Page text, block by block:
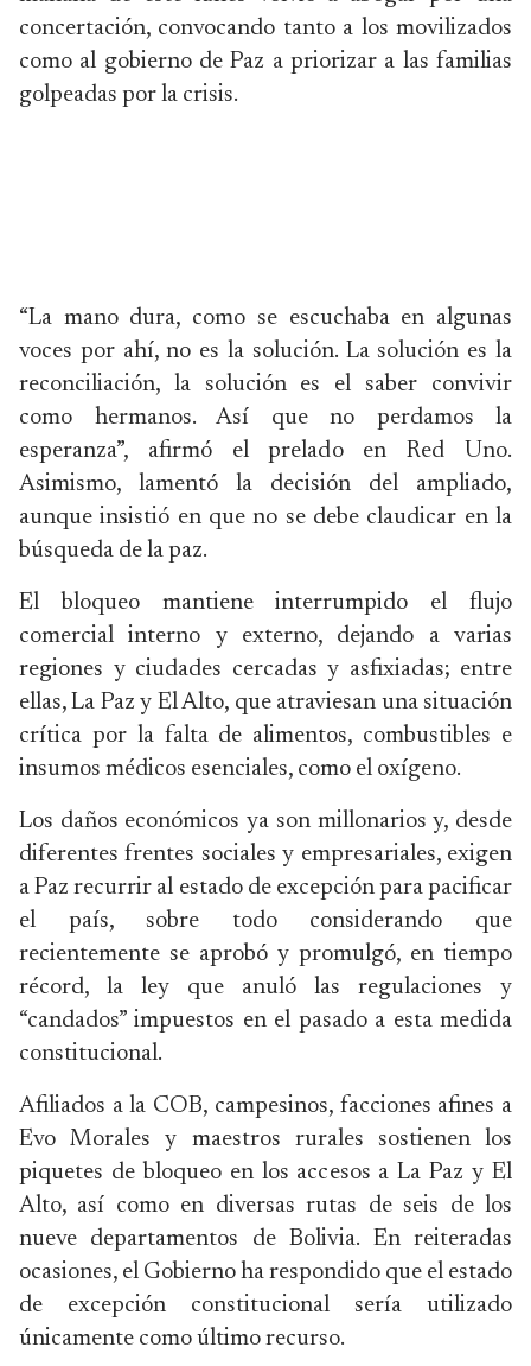
concertación, convocando tanto a los movilizados
como al gobierno de Paz a priorizar a las familias
golpeadas por la crisis.
“La mano dura, como se escuchaba en algunas
voces por ahí, no es la solución. La solución es la
reconciliación, la solución es el saber convivir
como hermanos. Así que no perdamos la
esperanza”, afirmó el prelado en Red Uno.
Asimismo, lamentó la decisión del ampliado,
aunque insistió en que no se debe claudicar en la
búsqueda de la paz.
El bloqueo mantiene interrumpido el flujo
comercial interno y externo, dejando a varias
regiones y ciudades cercadas y asfixiadas; entre
ellas, La Paz y El Alto, que atraviesan una situación
crítica por la falta de alimentos, combustibles e
insumos médicos esenciales, como el oxígeno.
Los daños económicos ya son millonarios y, desde
diferentes frentes sociales y empresariales, exigen
a Paz recurrir al estado de excepción para pacificar
el país, sobre todo considerando que
recientemente se aprobó y promulgó, en tiempo
récord, la ley que anuló las regulaciones y
“candados” impuestos en el pasado a esta medida
constitucional.
Afiliados a la COB, campesinos, facciones afines a
Evo Morales y maestros rurales sostienen los
piquetes de bloqueo en los accesos a La Paz y El
Alto, así como en diversas rutas de seis de los
nueve departamentos de Bolivia. En reiteradas
ocasiones, el Gobierno ha respondido que el estado
de excepción constitucional sería utilizado
únicamente como último recurso.